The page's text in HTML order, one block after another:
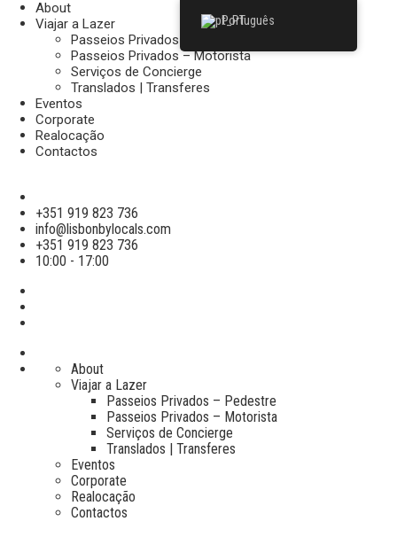
About
Viajar a Lazer
Passeios Privados – Pedestre
Passeios Privados – Motorista
Serviços de Concierge
Translados | Transferes
Eventos
Corporate
Realocação
Contactos
+351 919 823 736
info@lisbonbylocals.com
+351 919 823 736
10:00 - 17:00
About
Viajar a Lazer
Passeios Privados – Pedestre
Passeios Privados – Motorista
Serviços de Concierge
Translados | Transferes
Eventos
Corporate
Realocação
Contactos
Português